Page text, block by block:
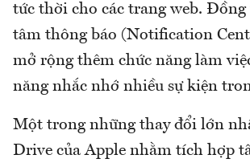
tức thời cho các trang web.
tâm thông báo (Notification
mở rộng thêm chức năng làm
năng nhắc nhớ nhiều sự kiện
Một trong những thay đổi lớn
Drive của Apple nhằm tích hợp